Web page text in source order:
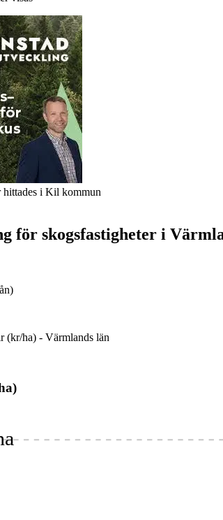
hittades i Kil kommun
för skogsfastigheter i
(kr/ha) - Värmlands län